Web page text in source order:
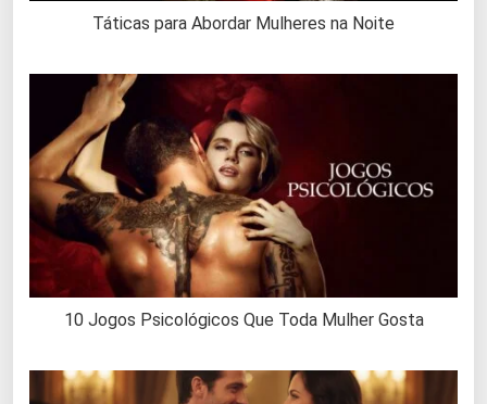
Táticas para Abordar Mulheres na Noite
10 Jogos Psicológicos Que Toda Mulher Gosta